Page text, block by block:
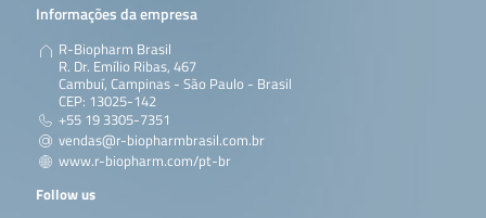
Informações da empresa
R-Biopharm Brasil
R. Dr. Emílio Ribas, 467
Cambuí, Campinas - São Paulo - Brasil
CEP: 13025-142
+55 19 3305-7351
vendas@r-biopharmbrasil.com.br
www.r-biopharm.com/pt-br
Follow us